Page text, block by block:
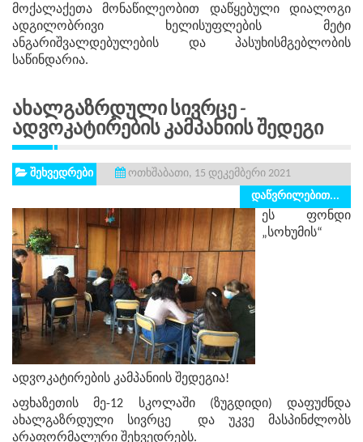
მოქალაქეთა მონაწილეობით დაწყებული დიალოგი
ადგილობრივი ხელისუფლების მეტი
ანგარიშვალდებულების და პასუხისმგებლობის
საწინდარია.
Ახალგაზრდული Სივრცე -
Ადვოკატირების Კამპანიის Შედეგი
შეხვედრები
ოთხშაბათი, 15 დეკემბერი 2021
დაწვრილებით...
ეს ფონდი
„სოხუმის“
ადვოკატირების კამპანიის შედეგია!
აფხაზეთის მე-12 სკოლაში (ზუგდიდი) დაფუძნდა
ახალგაზრდული სივრცე და უკვე მასპინძლობს
არაფორმალური შეხვედრებს.